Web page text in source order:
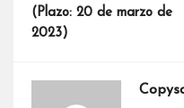
(Plazo: 20 de marzo de
2023)